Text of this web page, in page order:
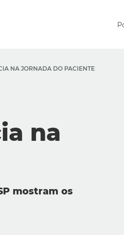
NA JORNADA DO PACIENTE
na
mostram os